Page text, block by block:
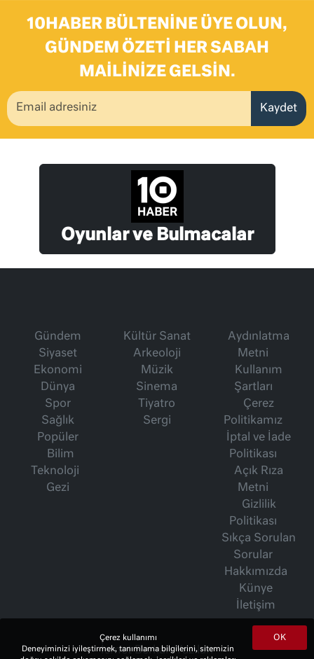
10HABER BÜLTENINE ÜYE OLUN,
GÜNDEM ÖZETI HER SABAH
MAILINIZE GELSIN.
Kaydet
Oyunlar ve Bulmacalar
Gündem
Siyaset
Ekonomi
Dünya
Spor
Sağlık
Popüler
Bilim
Teknoloji
Gezi
Kültür Sanat
Arkeoloji
Müzik
Sinema
Tiyatro
Sergi
Aydınlatma
Metni
Kullanım
Şartları
Çerez
Politikamız
İptal ve İade
Politikası
Açık Rıza
Metni
Gizlilik
Politikası
Sıkça Sorulan
Sorular
Hakkımızda
Künye
İletişim
İsmet Berkan Yazıları
OK
Çerez kullanımı
Deneyiminizi iyileştirmek, tanımlama bilgilerini, sitemizin